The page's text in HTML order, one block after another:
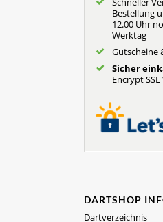
Bestellung
12.00 Uhr
Werktag
Gutscheine
Sicher
Encrypt
DARTSHOP
Dartverzeichnis